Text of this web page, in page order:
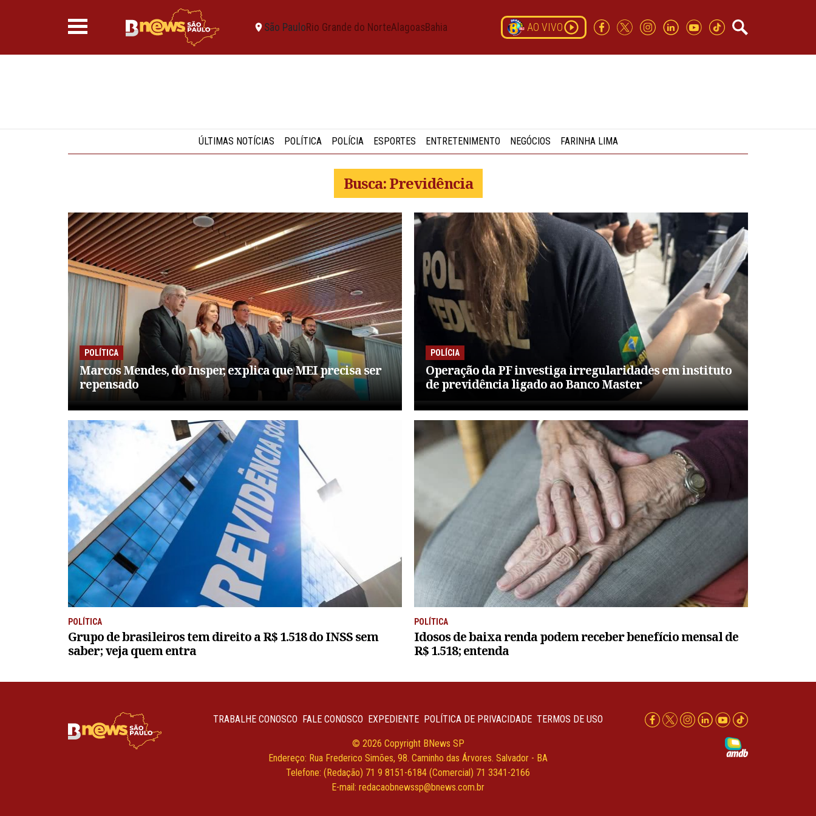
São PauloRio Grande do NorteAlagoasBahia AO VIVO
ÚLTIMAS NOTÍCIAS POLÍTICA POLÍCIA ESPORTES ENTRETENIMENTO NEGÓCIOS FARINHA LIMA
Busca: Previdência
POLÍTICA
Marcos Mendes, do Insper, explica que MEI precisa ser
repensado
POLÍCIA
Operação da PF investiga irregularidades em instituto
de previdência ligado ao Banco Master
POLÍTICA
Grupo de brasileiros tem direito a R$ 1.518 do INSS sem
saber; veja quem entra
POLÍTICA
Idosos de baixa renda podem receber benefício mensal de
R$ 1.518; entenda
TRABALHE CONOSCO FALE CONOSCO EXPEDIENTE POLÍTICA DE PRIVACIDADE TERMOS DE USO
© 2026 Copyright BNews SP
Endereço: Rua Frederico Simões, 98. Caminho das Árvores. Salvador - BA
Telefone: (Redação) 71 9 8151-6184 (Comercial) 71 3341-2166
E-mail: redacaobnewssp@bnews.com.br